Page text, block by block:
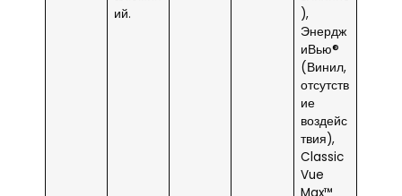
ий.
),
Энердж
иВью®
(Винил,
отсутств
ие
воздейс
твия),
Classic
Vue